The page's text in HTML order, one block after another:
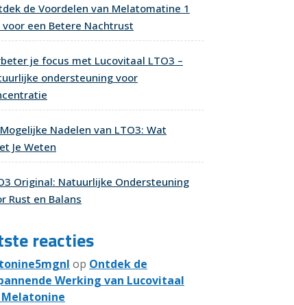
de Voordelen van Melatomatine 1
voor een Betere Nachtrust
je focus met Lucovitaal LTO3 –
ondersteuning voor
Nadelen van LTO3: Wat
Je Weten
Original: Natuurlijke Ondersteuning
Rust en Balans
reacties
op Ontdek de
Werking van Lucovitaal
Melatonine